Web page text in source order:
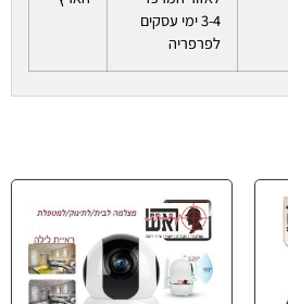
3-4 ימי עסקים
לפרפריה